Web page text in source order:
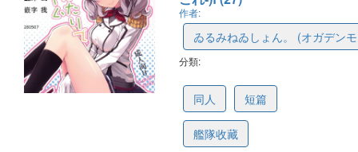
作者:
ゐるみねゐしょん。 (オガデン
分類:
同人 短篇
艦隊收藏